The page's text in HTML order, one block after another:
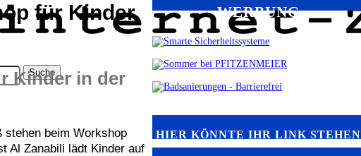
für Kinder
Kinder in der
stehen beim Workshop
Al Zanabili lädt Kinder auf
WERBUNG
HIER KÖNNTE IHR LINK STEHEN